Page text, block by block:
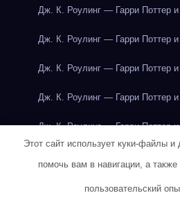
Дж. К. Роулинг — Гарри Поттер
Дж. К. Роулинг — Гарри Поттер
Дж. К. Роулинг — Гарри Поттер
Дж. К. Роулинг — Гарри Поттер
Дж. К. Роулинг — Гарри Поттер
Дж. К. Роулинг — Гарри Поттер
Этот сайт использует куки-файлы и
помочь вам в навигации, а
пользовательский